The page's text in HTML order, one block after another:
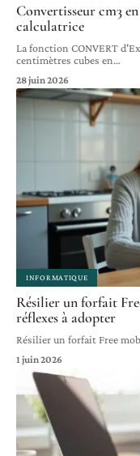
Convertisseur cm3
calculatrice
La fonction CONVERT
centimètres cubes en…
28 juin 2026
INFORMATIQUE
Résilier un forfait
réflexes à adopter
Résilier un forfait Free
1 juin 2026